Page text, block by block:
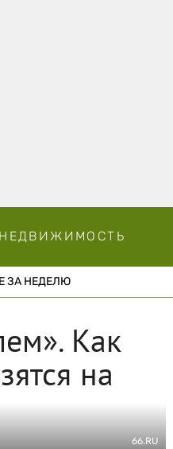
НЕДВИЖИМОСТЬ
ЗА НЕДЕЛЮ
Как
на
66.RU